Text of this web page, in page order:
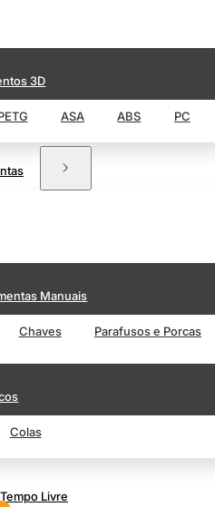
3D
ASA ABS PC
Manuais
Chaves Parafusos e Porcas
Colas
Livre